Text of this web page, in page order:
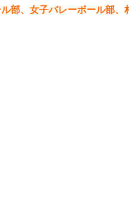
部、女子バレーボール部、